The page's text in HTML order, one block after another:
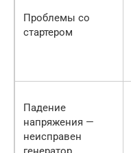
Проблемы со
стартером
Падение
напряжения —
неисправен